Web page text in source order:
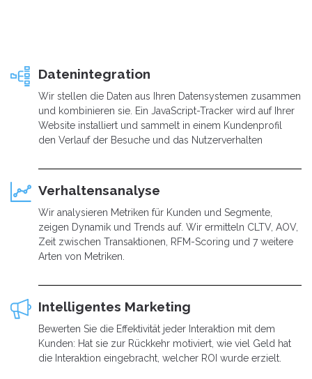
Datenintegration
Wir stellen die Daten aus Ihren Datensystemen zusammen
und kombinieren sie. Ein JavaScript-Tracker wird auf Ihrer
Website installiert und sammelt in einem Kundenprofil
den Verlauf der Besuche und das Nutzerverhalten
Verhaltensanalyse
Wir analysieren Metriken für Kunden und Segmente,
zeigen Dynamik und Trends auf. Wir ermitteln CLTV, AOV,
Zeit zwischen Transaktionen, RFM-Scoring und 7 weitere
Arten von Metriken.
Intelligentes Marketing
Bewerten Sie die Effektivität jeder Interaktion mit dem
Kunden: Hat sie zur Rückkehr motiviert, wie viel Geld hat
die Interaktion eingebracht, welcher ROI wurde erzielt.